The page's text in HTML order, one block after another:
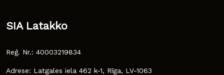
SIA Latakko
Reģ. Nr.: 40003219834
Adrese: Latgales iela 462 k-1, Rīga, LV-1063